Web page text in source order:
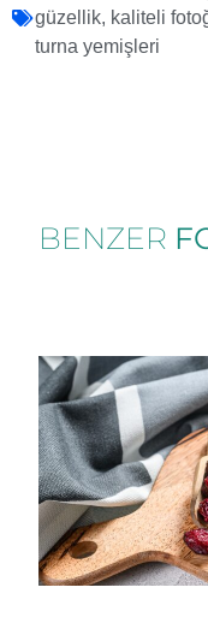
güzellik, kaliteli
turna yemişleri
BENZER